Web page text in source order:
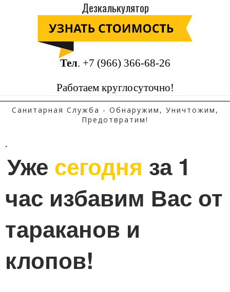
Дезкалькулятор
Тел. +7 (966) 366-68-26
Работаем круглосуточно!
Санитарная Служба - Обнаружим, Уничтожим,
Предотвратим!
.
Уже сегодня за 1
час избавим Вас от
тараканов и
клопов!